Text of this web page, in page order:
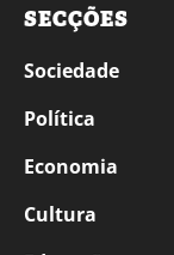
SECÇÕES
Sociedade
Política
Economia
Cultura